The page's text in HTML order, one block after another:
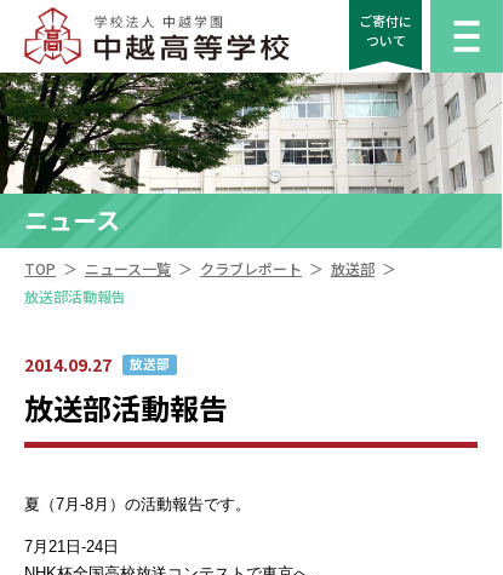
ご寄付に
ついて
ニュース
TOP ＞ ニュース一覧 ＞ クラブレポート ＞ 放送部 ＞
放送部活動報告
2014.09.27 放送部
放送部活動報告
夏（7月-8月）の活動報告です。
7月21日-24日